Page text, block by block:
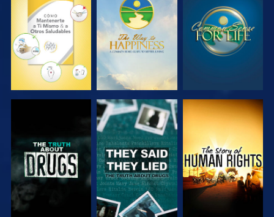
VE VE VE
VE VE